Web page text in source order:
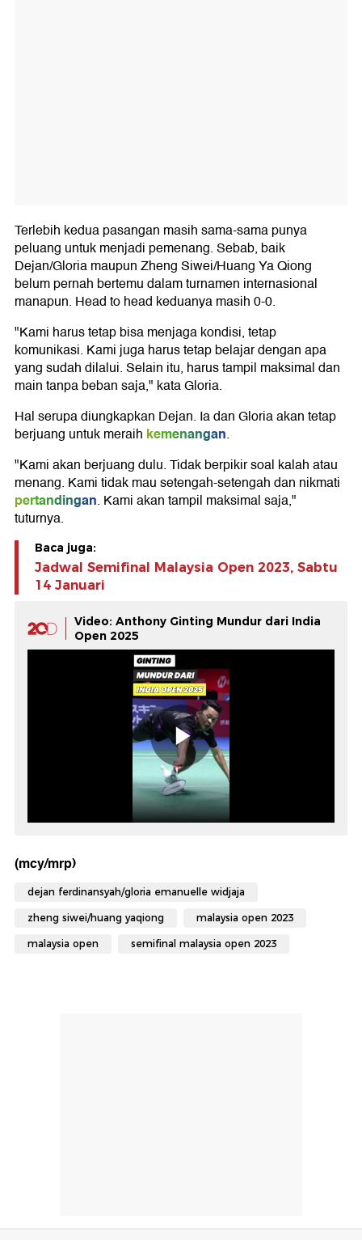
Terlebih kedua pasangan masih sama-sama punya
peluang untuk menjadi pemenang. Sebab, baik
Dejan/Gloria maupun Zheng Siwei/Huang Ya Qiong
belum pernah bertemu dalam turnamen internasional
manapun. Head to head keduanya masih 0-0.
"Kami harus tetap bisa menjaga kondisi, tetap
komunikasi. Kami juga harus tetap belajar dengan apa
yang sudah dilalui. Selain itu, harus tampil maksimal dan
main tanpa beban saja," kata Gloria.
Hal serupa diungkapkan Dejan. Ia dan Gloria akan tetap
berjuang untuk meraih kemenangan.
"Kami akan berjuang dulu. Tidak berpikir soal kalah atau
menang. Kami tidak mau setengah-setengah dan nikmati
pertandingan. Kami akan tampil maksimal saja,"
tuturnya.
Baca juga:
Jadwal Semifinal Malaysia Open 2023, Sabtu
14 Januari
Video: Anthony Ginting Mundur dari India
Open 2025
(mcy/mrp)
dejan ferdinansyah/gloria emanuelle widjaja
zheng siwei/huang yaqiong malaysia open 2023
malaysia open semifinal malaysia open 2023